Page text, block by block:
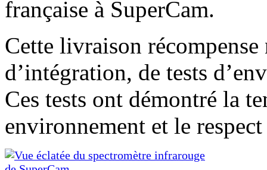
française à SuperCam.
Cette livraison
d’intégration, de tests
Ces tests ont démontré la
environnement et le